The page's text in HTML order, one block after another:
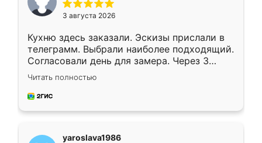
3 августа 2026
Кухню здесь заказали. Эскизы прислали в
телеграмм. Выбрали наиболее подходящий.
Согласовали день для замера. Через 3
недели кухня была уже готова. Остались
довольны работой. Спасибо Ренессанс
мебель за качественную работу!
Читать полностью
yaroslava1986